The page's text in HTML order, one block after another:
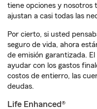
tiene opciones y nosotros
ajustan a casi todas las
Por cierto, si usted
seguro de vida, ahora
de emisión garantizada.
ayudar con los gastos
costos de entierro, las
deudas.
Life Enhanced®